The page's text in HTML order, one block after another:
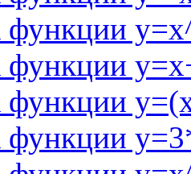
функции
функции
функции
функции